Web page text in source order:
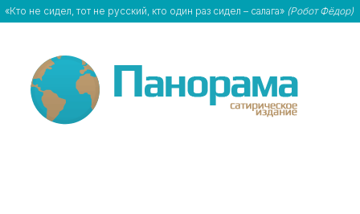
«Кто не сидел, тот не русский, кто один раз сидел – салага» (Робот Фёдор)